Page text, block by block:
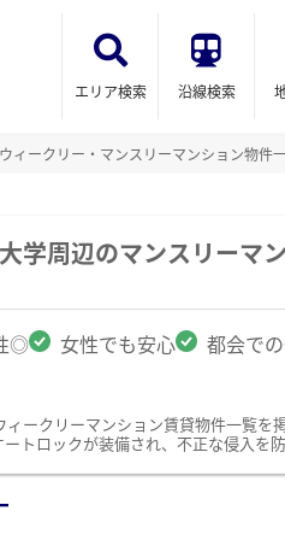
エリア検索 沿線検索
ィークリー・マンスリーマンション物件
学周辺のマンスリーマ
◎ 女性でも安心 都会で
ークリーマンション賃貸物件一覧
トロックが装備され、不正な侵入を